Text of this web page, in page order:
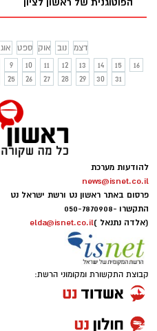
אוג ספט אוק נוב
דצמ
9 10 11 12 13 14 15
16
25 26 27 28 29 30 31
להודעות מערכת
news@isnet.co.il
פרסום באתר ראשון נט ורשת ישראל נט
התקשרו -050-7870908
(אלדה נתנאל )elda@isnet.co.il
קבוצת התקשורת ומקומוני הרשת: